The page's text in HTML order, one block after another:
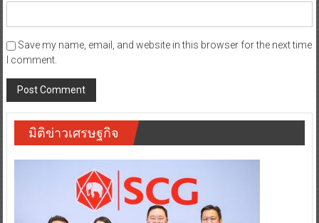
Save my name, email, and website in this browser for the next time
I comment.
มิติข่าวเศรษฐกิจ